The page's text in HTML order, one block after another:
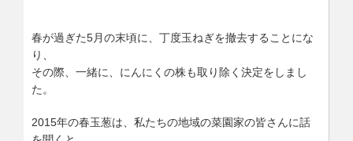
春が過ぎた5月の末頃に、丁度玉ねぎを撤去することにな
り、
その際、一緒に、にんにくの株も取り除く決定をしまし
た。
2015年の春玉葱は、私たちの地域の菜園家の皆さんに話